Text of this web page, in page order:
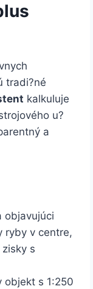
tradi?né
kalkuluje
u?
a
objavujúci
ryby v centre,
s
objekt s 1:250